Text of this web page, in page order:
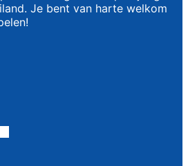
Je bent van harte welkom